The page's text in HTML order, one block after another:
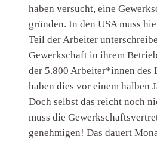
haben versucht, eine
gründen. In den USA muss
Teil der Arbeiter
Gewerkschaft in ihrem
der 5.800 Arbeiter*innen des
haben dies vor einem halben
Doch selbst das reicht noch
muss die
genehmigen! Das dauert